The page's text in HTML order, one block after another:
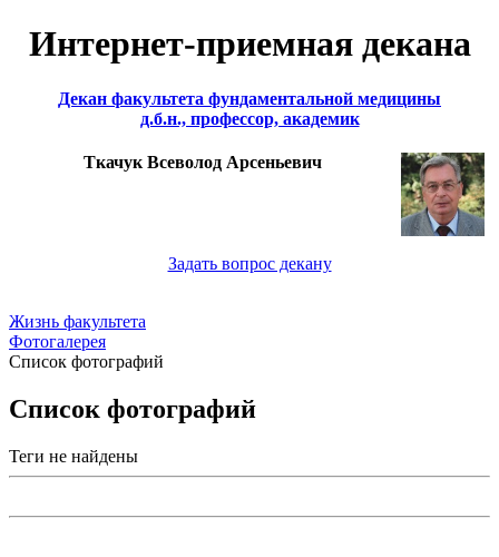
Интернет-приемная декана
Декан факультета фундаментальной медицины
д.б.н., профессор, академик
Ткачук Всеволод Арсеньевич
Задать вопрос декану
Жизнь факультета
Фотогалерея
Список фотографий
Список фотографий
Теги не найдены